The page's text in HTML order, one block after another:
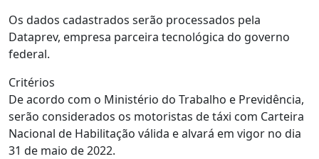
Os dados cadastrados serão processados pela
Dataprev, empresa parceira tecnológica do governo
federal.
Critérios
De acordo com o Ministério do Trabalho e Previdência,
serão considerados os motoristas de táxi com Carteira
Nacional de Habilitação válida e alvará em vigor no dia
31 de maio de 2022.